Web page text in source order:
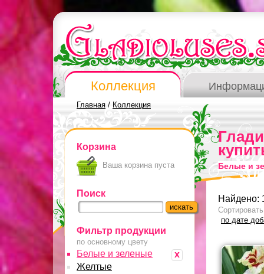
Коллекция
Главная / Коллекция
Корзина
Ваша корзина пуста
Поиск
Фильтр продукции
по основному цвету
x
Белые и зеленые
Желтые
Белые и
Найдено:
по дате